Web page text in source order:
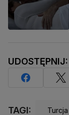
UDOSTĘPNIJ:
TAGI: Turcja